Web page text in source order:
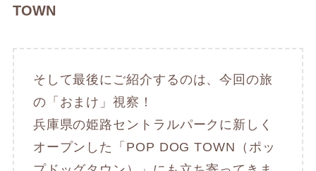
TOWN
そして最後にご紹介するのは、今回の旅
の「おまけ」視察！
兵庫県の姫路セントラルパークに新しく
オープンした「POP DOG TOWN（ポッ